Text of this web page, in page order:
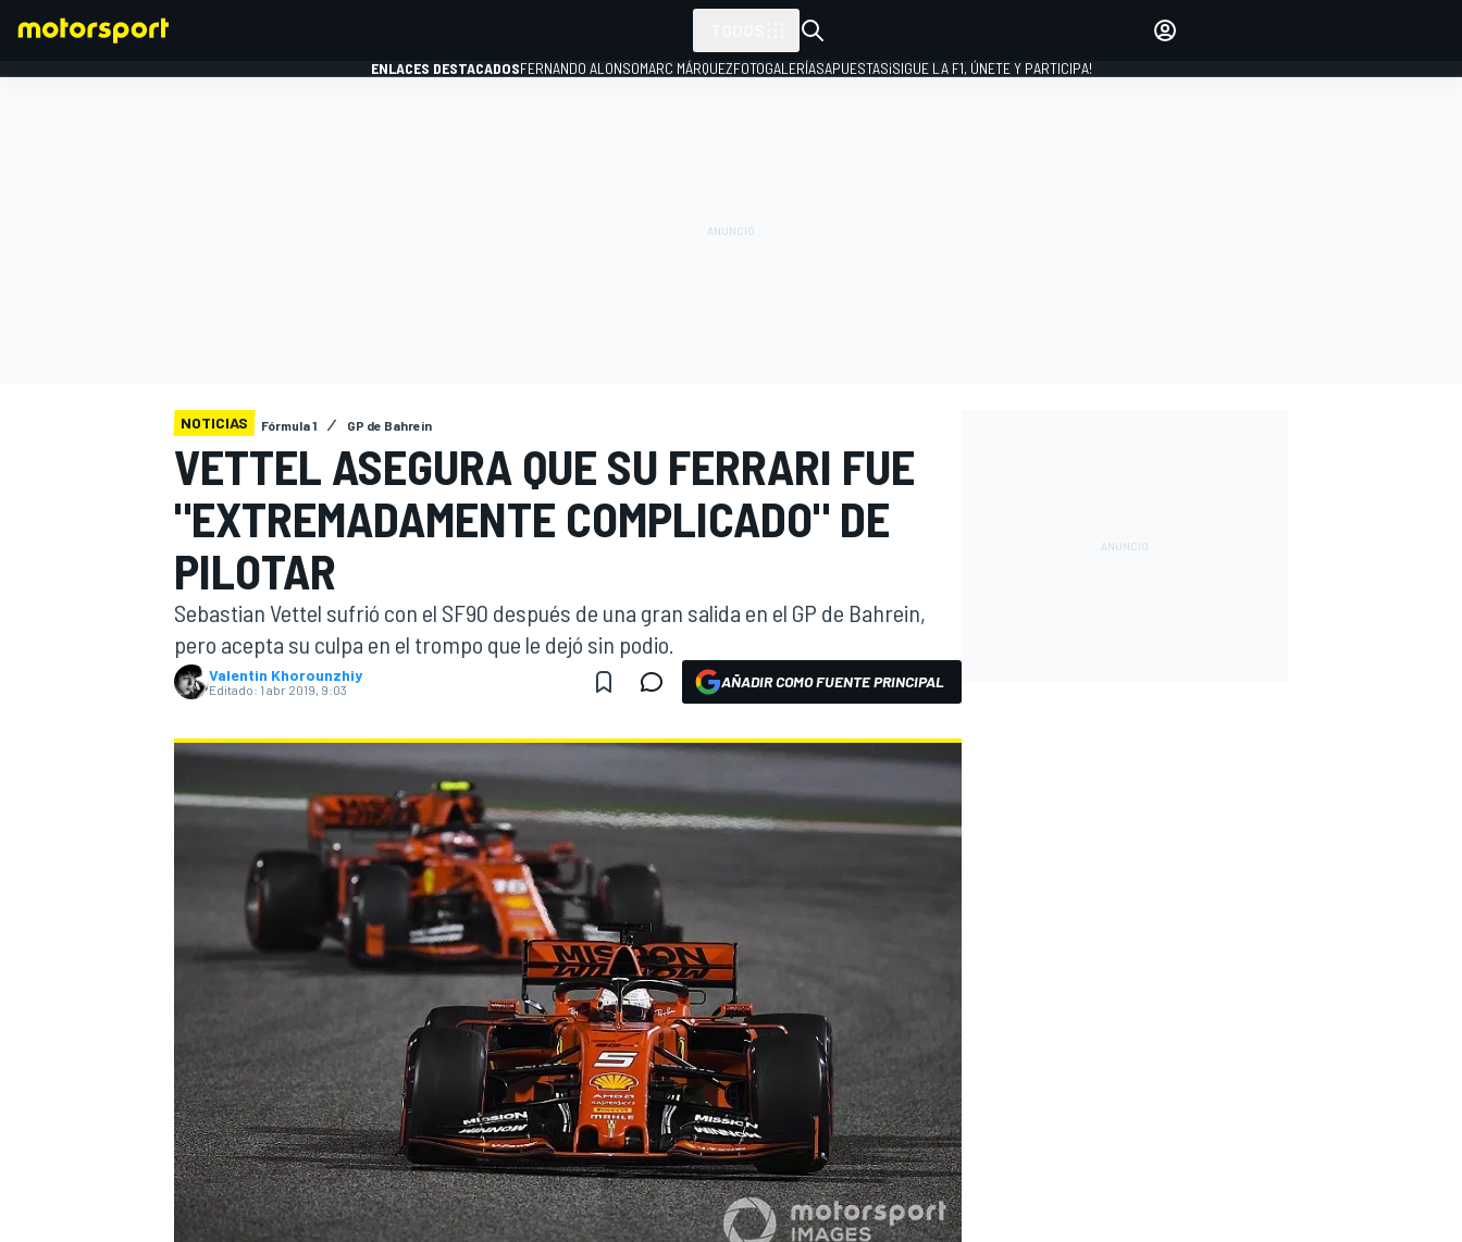
FÓRMULA E
ENLACES DESTACADOSFERNANDO ALONSOMARC MÁRQUEZFOTOGALERÍASAPUESTAS¡SIGUE LA F1, ÚNETE Y PARTICIPA!
NOTICIAS Fórmula 1 GP de Bahrein
VETTEL ASEGURA QUE SU FERRARI FUE
"EXTREMADAMENTE COMPLICADO" DE
PILOTAR
Sebastian Vettel sufrió con el SF90 después de una gran salida en el GP de Bahrein,
pero acepta su culpa en el trompo que le dejó sin podio.
Valentin Khorounzhiy
Editado: 1 abr 2019, 9:03 AÑADIR COMO FUENTE PRINCIPAL